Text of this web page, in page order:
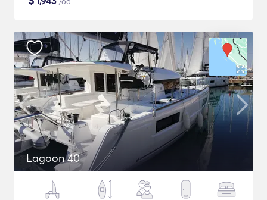
Lagoon 40